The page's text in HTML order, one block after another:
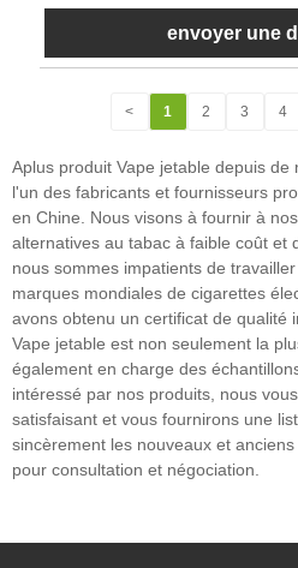
envoyer une
< 1 2 3 4
Aplus produit Vape jetable depuis
l'un des fabricants et fournisseurs
en Chine. Nous visons à fournir à
alternatives au tabac à faible coût et
nous sommes impatients de
marques mondiales de cigarettes
avons obtenu un certificat de qualité
Vape jetable est non seulement la
également en charge des
intéressé par nos produits, nous
satisfaisant et vous fournirons une
sincèrement les nouveaux et
pour consultation et négociation.